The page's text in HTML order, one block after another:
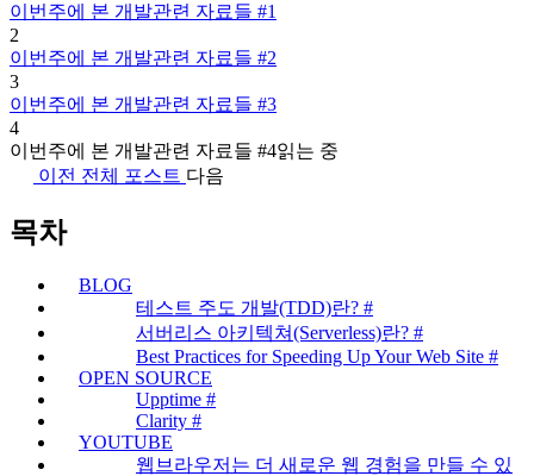
이번주에 본 개발관련 자료들 #1
2
이번주에 본 개발관련 자료들 #2
3
이번주에 본 개발관련 자료들 #3
4
이번주에 본 개발관련 자료들 #4읽는 중
이전 전체 포스트 다음
목차
BLOG
테스트 주도 개발(TDD)란? #
서버리스 아키텍쳐(Serverless)란? #
Best Practices for Speeding Up Your Web Site #
OPEN SOURCE
Upptime #
Clarity #
YOUTUBE
웹브라우저는 더 새로운 웹 경험을 만들 수 있